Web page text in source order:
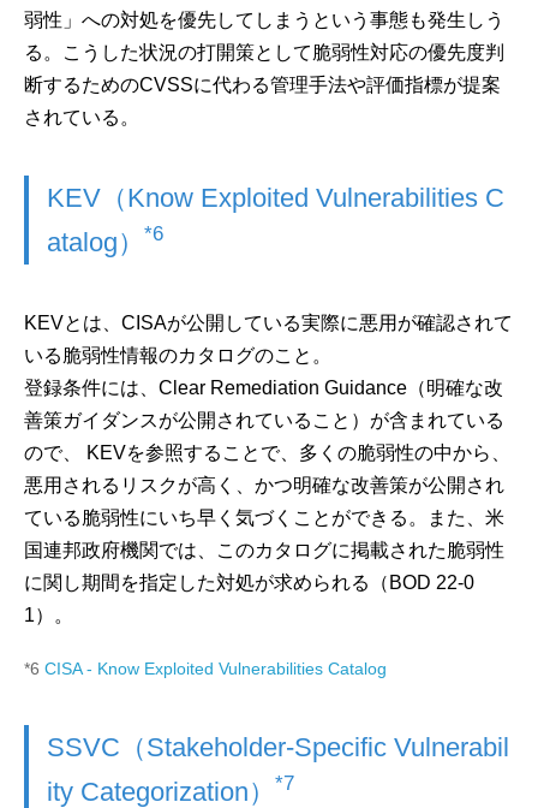
弱性」への対処を優先してしまうという事態も発生しう
る。こうした状況の打開策として脆弱性対応の優先度判
断するためのCVSSに代わる管理手法や評価指標が提案
されている。
KEV（Know Exploited Vulnerabilities C
atalog）
*6
KEVとは、CISAが公開している実際に悪用が確認されて
いる脆弱性情報のカタログのこと。
登録条件には、Clear Remediation Guidance（明確な改
善策ガイダンスが公開されていること）が含まれている
ので、 KEVを参照することで、多くの脆弱性の中から、
悪用されるリスクが高く、かつ明確な改善策が公開され
ている脆弱性にいち早く気づくことができる。また、米
国連邦政府機関では、このカタログに掲載された脆弱性
に関し期間を指定した対処が求められる（BOD 22-0
1）。
*6 CISA - Know Exploited Vulnerabilities Catalog
SSVC（Stakeholder-Specific Vulnerabil
ity Categorization）
*7